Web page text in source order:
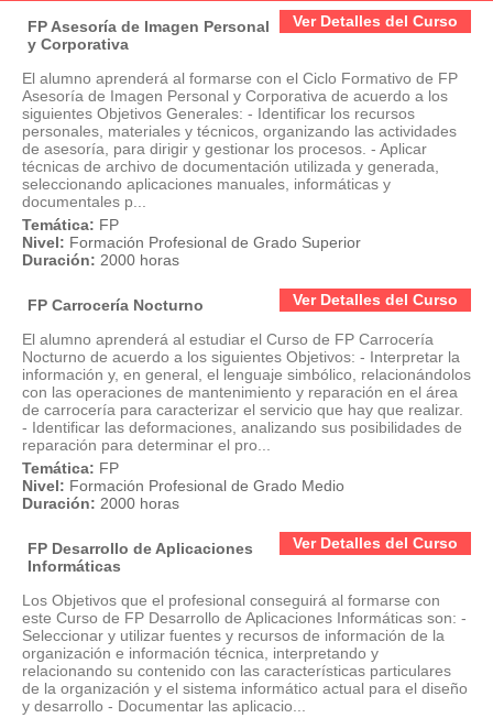
Ver Detalles del Curso
FP Asesoría de Imagen Personal
y Corporativa
El alumno aprenderá al formarse con el Ciclo Formativo de FP
Asesoría de Imagen Personal y Corporativa de acuerdo a los
siguientes Objetivos Generales: - Identificar los recursos
personales, materiales y técnicos, organizando las actividades
de asesoría, para dirigir y gestionar los procesos. - Aplicar
técnicas de archivo de documentación utilizada y generada,
seleccionando aplicaciones manuales, informáticas y
documentales p...
Temática: FP
Nivel: Formación Profesional de Grado Superior
Duración: 2000 horas
Ver Detalles del Curso
FP Carrocería Nocturno
El alumno aprenderá al estudiar el Curso de FP Carrocería
Nocturno de acuerdo a los siguientes Objetivos: - Interpretar la
información y, en general, el lenguaje simbólico, relacionándolos
con las operaciones de mantenimiento y reparación en el área
de carrocería para caracterizar el servicio que hay que realizar.
- Identificar las deformaciones, analizando sus posibilidades de
reparación para determinar el pro...
Temática: FP
Nivel: Formación Profesional de Grado Medio
Duración: 2000 horas
Ver Detalles del Curso
FP Desarrollo de Aplicaciones
Informáticas
Los Objetivos que el profesional conseguirá al formarse con
este Curso de FP Desarrollo de Aplicaciones Informáticas son: -
Seleccionar y utilizar fuentes y recursos de información de la
organización e información técnica, interpretando y
relacionando su contenido con las características particulares
de la organización y el sistema informático actual para el diseño
y desarrollo - Documentar las aplicacio...